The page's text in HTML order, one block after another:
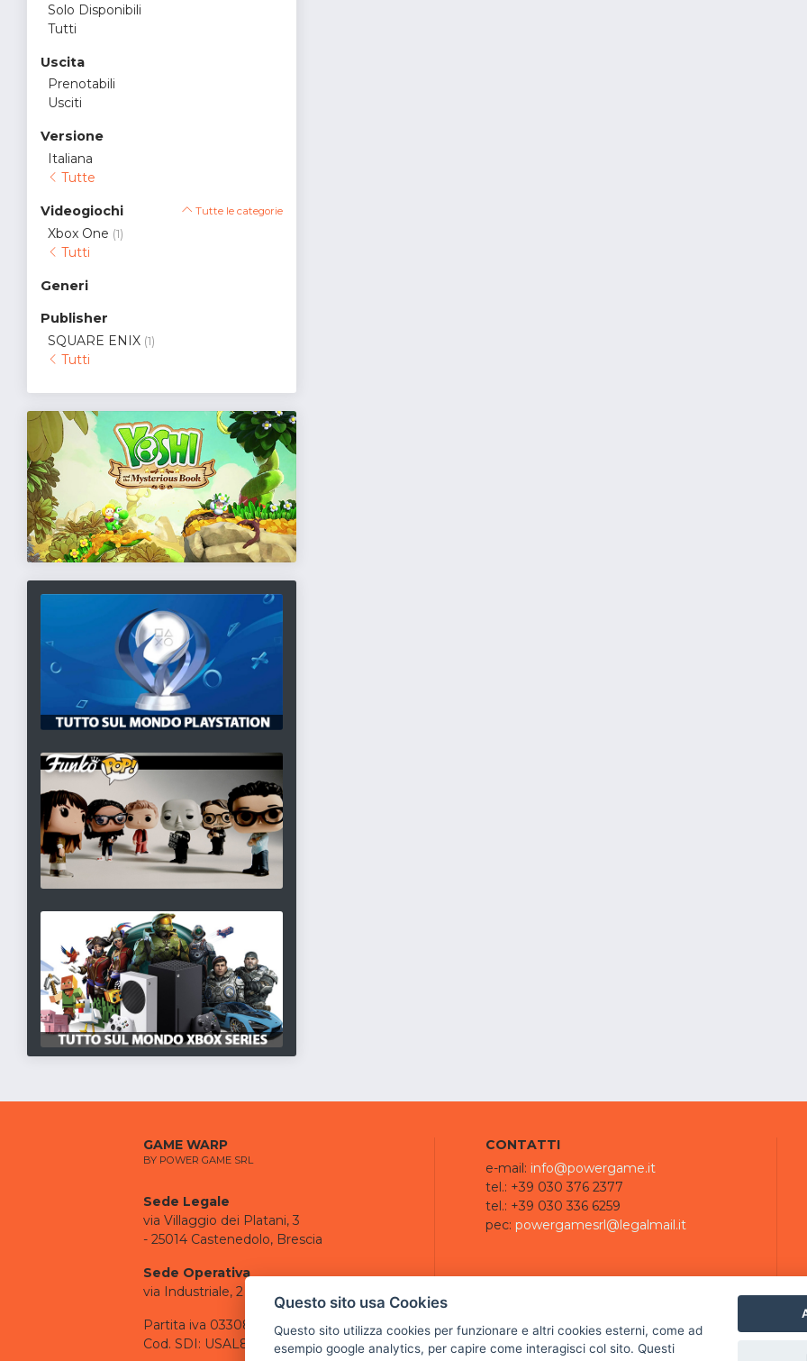
Solo Disponibili
Tutti
Uscita
Prenotabili
Usciti
Versione
Italiana
Tutte
Videogiochi Tutte le categorie
Xbox One (1)
Tutti
Generi
Publisher
SQUARE ENIX (1)
Tutti
GAME WARP
BY POWER GAME SRL
Sede Legale
via Villaggio dei Platani, 3
- 25014 Castenedolo, Brescia
Sede Operativa
via Industriale, 2 - 25082 Botticino, BS
Partita iva 03308130982
Cod. SDI: USAL8PV
CONTATTI
e-mail: info@powergame.it
tel.: +39 030 376 2377
tel.: +39 030 336 6259
pec: powergamesrl@legalmail.it
Questo sito usa Cookies
Questo sito utilizza cookies per funzionare e altri cookies esterni, come ad
esempio google analytics, per capire come interagisci col sito. Questi